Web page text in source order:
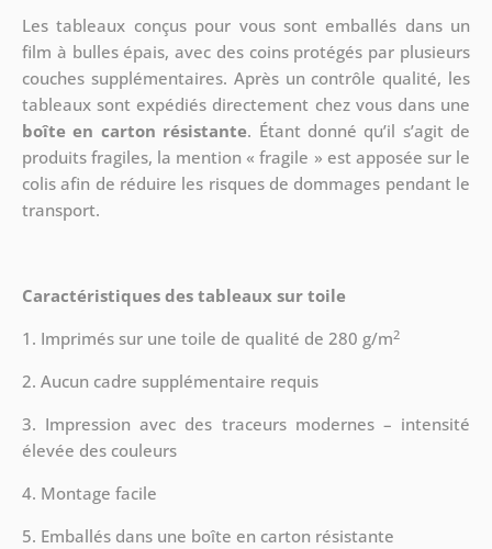
Les tableaux conçus pour vous sont emballés dans un
film à bulles épais, avec des coins protégés par plusieurs
couches supplémentaires. Après un contrôle qualité, les
tableaux sont expédiés directement chez vous dans une
boîte en carton résistante. Étant donné qu’il s’agit de
produits fragiles, la mention « fragile » est apposée sur le
colis afin de réduire les risques de dommages pendant le
transport.
Caractéristiques des tableaux sur toile
1. Imprimés sur une toile de qualité de 280 g/m2
2. Aucun cadre supplémentaire requis
3. Impression avec des traceurs modernes – intensité
élevée des couleurs
4. Montage facile
5. Emballés dans une boîte en carton résistante